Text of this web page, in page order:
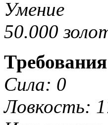
Умение
50.000
Сила: 0
Ловкость: